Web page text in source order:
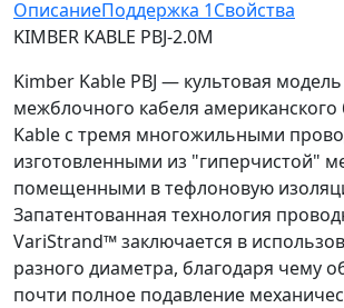
ОписаниеПоддержка 1Свойства
KIMBER KABLE PBJ-2.0M
Kimber Kable PBJ — культовая
межблочного кабеля
Kable с тремя многожильными
изготовленными из "гиперчистой"
помещенными в тефлоновую
Запатентованная технология
VariStrand™ заключается в
разного диаметра, благодаря чему
почти полное подавление